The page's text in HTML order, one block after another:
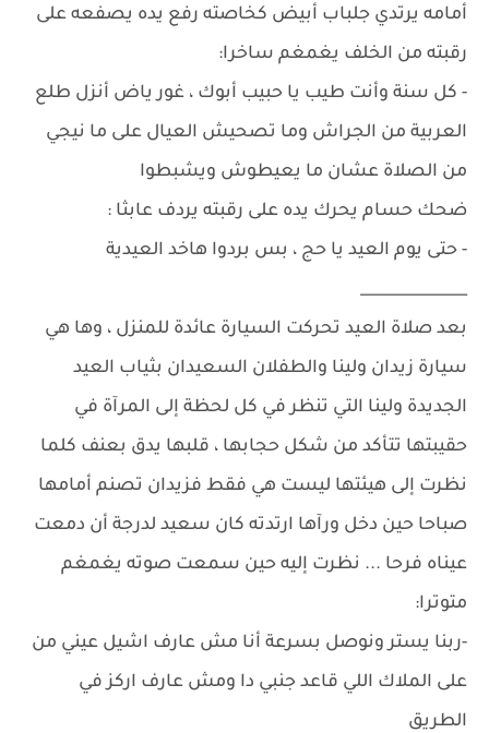
أمامه يرتدي جلباب أبيض كخاصته رفع يده يصفعه على
رقبته من الخلف يغمغم ساخرا:
- كل سنة وأنت طيب يا حبيب أبوك ، غور ياض أنزل طلع
العربية من الجراش وما تصحيش العيال على ما نيجي
من الصلاة عشان ما يعيطوش ويشبطوا
ضحك حسام يحرك يده على رقبته يردف عابثا :
- حتى يوم العيد يا حج ، بس بردوا هاخد العيدية
______________
بعد صلاة العيد تحركت السيارة عائدة للمنزل ، وها هي
سيارة زيدان ولينا والطفلان السعيدان بثياب العيد
الجديدة ولينا التي تنظر في كل لحظة إلى المرآة في
حقيبتها تتأكد من شكل حجابها ، قلبها يدق بعنف كلما
نظرت إلى هيئتها ليست هي فقط فزيدان تصنم أمامها
صباحا حين دخل ورآها ارتدته كان سعيد لدرجة أن دمعت
عيناه فرحا ... نظرت إليه حين سمعت صوته يغمغم
متوترا:
-ربنا يستر ونوصل بسرعة أنا مش عارف اشيل عيني من
على الملاك اللي قاعد جنبي دا ومش عارف اركز في
الطريق